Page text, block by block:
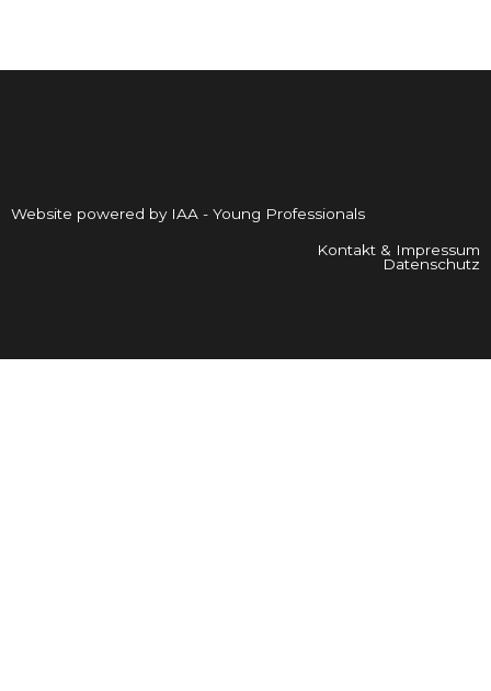
Website powered by IAA - Young Professionals
Kontakt & Impressum
Datenschutz